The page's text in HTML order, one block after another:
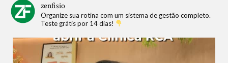
zenfisio
Organize sua rotina com um sistema de gestão completo.
Teste grátis por 14 dias!